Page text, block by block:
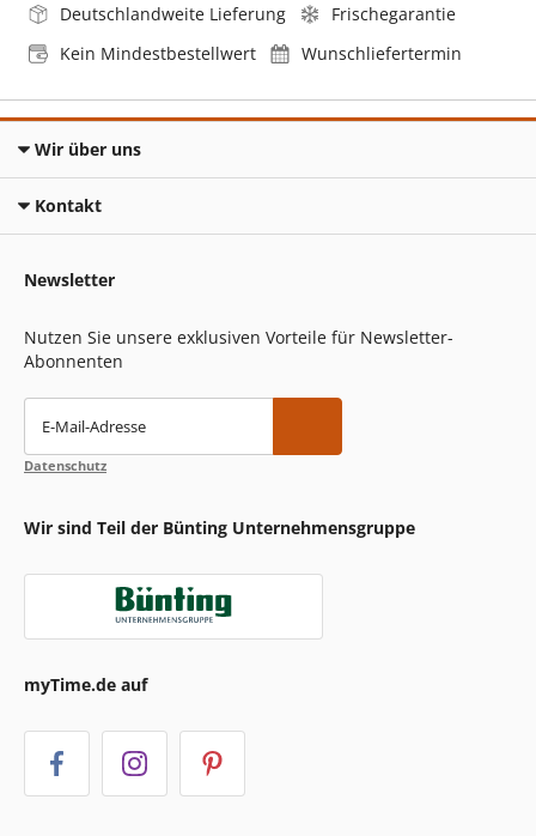
Deutschlandweite Lieferung
Frischegarantie
Kein Mindestbestellwert
Wunschliefertermin
Wir über uns
Kontakt
Newsletter
Nutzen Sie unsere exklusiven Vorteile für Newsletter-
Abonnenten
E-Mail-Adresse
Datenschutz
Wir sind Teil der Bünting Unternehmensgruppe
myTime.de auf